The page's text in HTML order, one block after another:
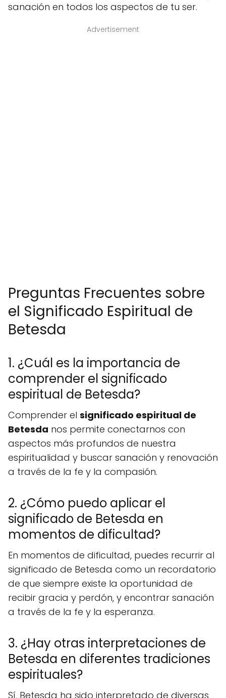
sanación en todos los aspectos de tu ser.
Advertisement
Preguntas Frecuentes sobre
el Significado Espiritual de
Betesda
1. ¿Cuál es la importancia de
comprender el significado
espiritual de Betesda?
Comprender el significado espiritual de
Betesda nos permite conectarnos con
aspectos más profundos de nuestra
espiritualidad y buscar sanación y renovación
a través de la fe y la compasión.
2. ¿Cómo puedo aplicar el
significado de Betesda en
momentos de dificultad?
En momentos de dificultad, puedes recurrir al
significado de Betesda como un recordatorio
de que siempre existe la oportunidad de
recibir gracia y perdón, y encontrar sanación
a través de la fe y la esperanza.
3. ¿Hay otras interpretaciones de
Betesda en diferentes tradiciones
espirituales?
Sí, Betesda ha sido interpretado de diversas